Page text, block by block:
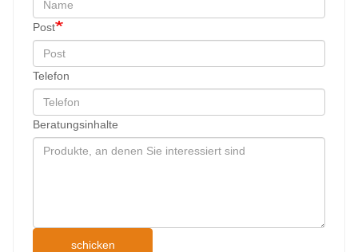
Post
Telefon
Beratungsinhalte
schicken